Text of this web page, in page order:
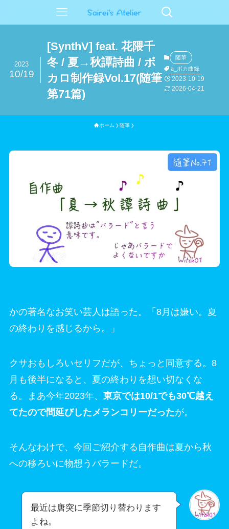
[SynthV] feat. 花隈千
冬 / 夏→秋譚詩曲 / ボ
カロ制作録Vol.17(随筆
第71篇)
2023
10/19
随筆
a_ボカ曲録
2023-10-19
2026-04-21
ホーム 随筆
かの著名なお笑い芸人は語った。「8月は嫌い。夏
の終わりを感じるから。」
クサおもしろいセリフだが、ちょっと同意する。8
月も後半になると、夏の終わりを想い切なくな
る。まあ今年2023年、 東京では10/1でも30℃越え
てたので間延びしたメランコリーだったが。
そんなわけで、今回ご紹介する自作曲は夏から秋
への移ろいに物想うバラードだ。
最近は唐突に季節切り替わります
よね。